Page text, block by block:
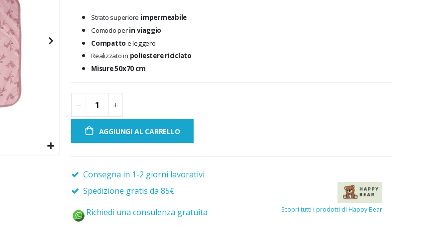
Strato superiore impermeabile
Comodo perin viaggio
Compatto e leggero
Realizzato in poliestere riciclato
Misure 50x70 cm
AGGIUNGI AL CARRELLO
Consegna in 1-2 giorni lavorativi
Spedizione gratis da 85€
Richiedi una consulenza gratuita
Scopri tutti i prodotti di Happy Bear